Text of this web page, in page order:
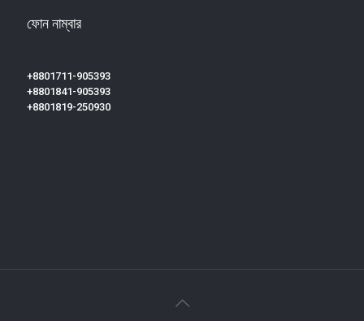
ফোন নাম্বার
+8801711-905393
+8801841-905393
+8801819-250930